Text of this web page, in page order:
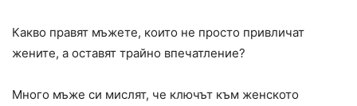
Какво правят мъжете, които не просто привличат
жените, а оставят трайно впечатление?
Много мъже си мислят, че ключът към женското